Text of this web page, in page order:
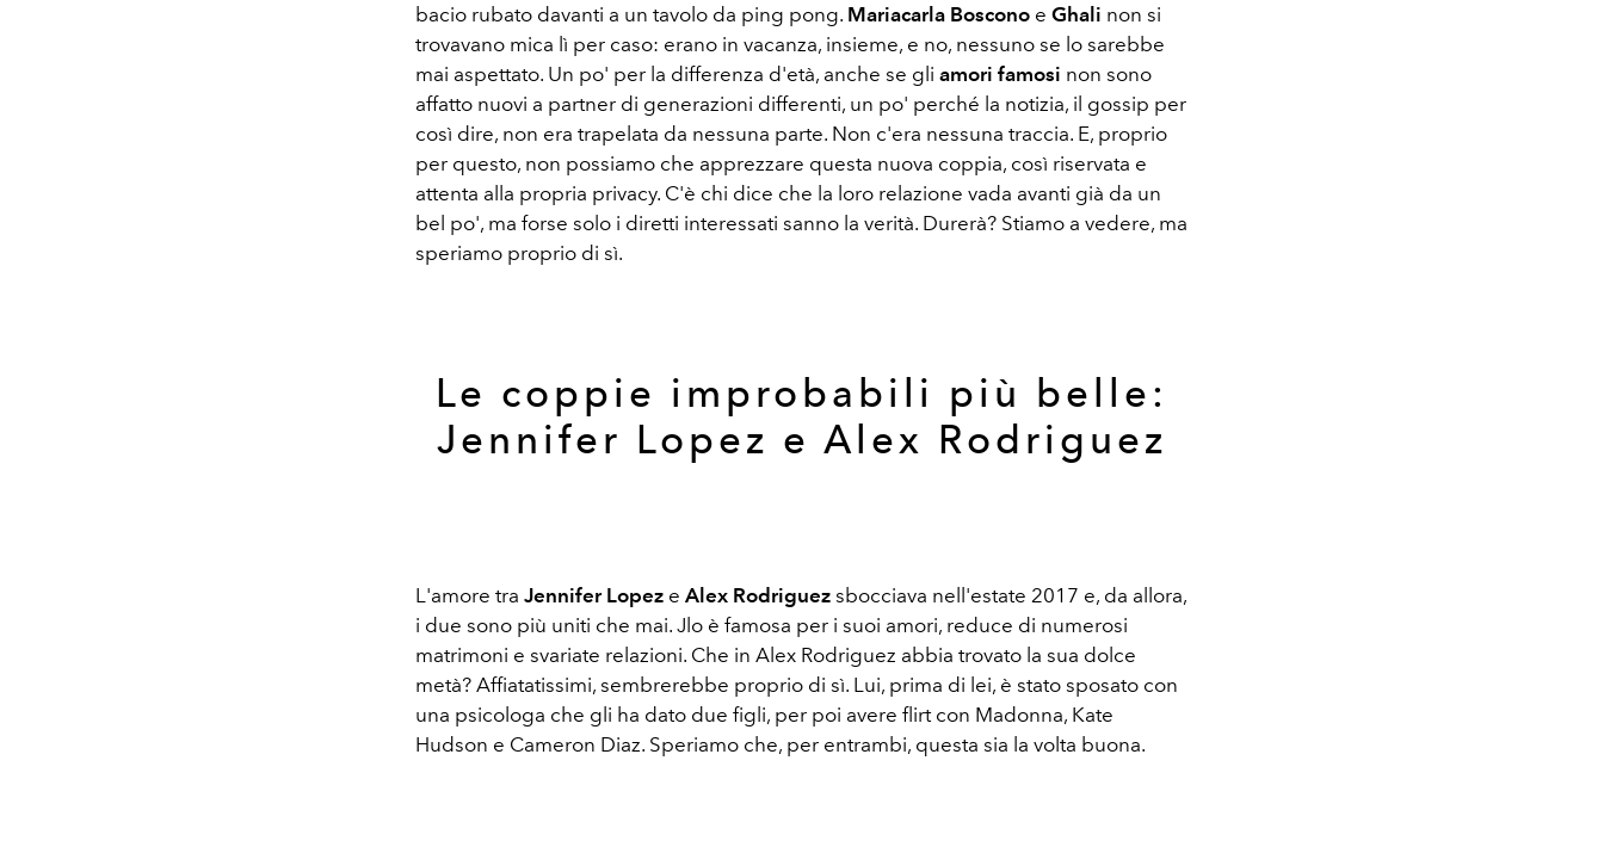
bacio rubato davanti a un tavolo da ping pong. Mariacarla Boscono e Ghali non si
trovavano mica lì per caso: erano in vacanza, insieme, e no, nessuno se lo sarebbe
mai aspettato. Un po' per la differenza d'età, anche se gli amori famosi non sono
affatto nuovi a partner di generazioni differenti, un po' perché la notizia, il gossip per
così dire, non era trapelata da nessuna parte. Non c'era nessuna traccia. E, proprio
per questo, non possiamo che apprezzare questa nuova coppia, così riservata e
attenta alla propria privacy. C'è chi dice che la loro relazione vada avanti già da un
bel po', ma forse solo i diretti interessati sanno la verità. Durerà? Stiamo a vedere, ma
speriamo proprio di sì.
Le coppie improbabili più belle:
Jennifer Lopez e Alex Rodriguez
L'amore tra Jennifer Lopez e Alex Rodriguez sbocciava nell'estate 2017 e, da allora,
i due sono più uniti che mai. Jlo è famosa per i suoi amori, reduce di numerosi
matrimoni e svariate relazioni. Che in Alex Rodriguez abbia trovato la sua dolce
metà? Affiatatissimi, sembrerebbe proprio di sì. Lui, prima di lei, è stato sposato con
una psicologa che gli ha dato due figli, per poi avere flirt con Madonna, Kate
Hudson e Cameron Diaz. Speriamo che, per entrambi, questa sia la volta buona.